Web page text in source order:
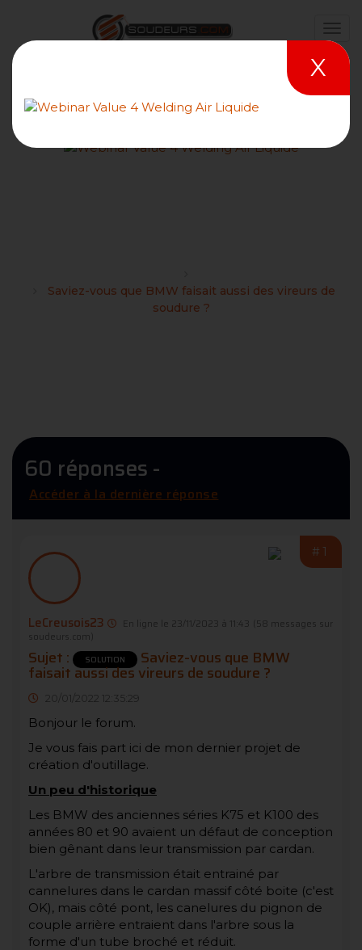
Saviez-vous que BMW faisait aussi des vireurs de
soudure ?
60 réponses -
Accéder à la dernière réponse
#1
LeCreusois23 En ligne le 23/11/2023 à 11:43
(58 messages sur
soudeurs.com)
Sujet : SOLUTION Saviez-vous que BMW
faisait aussi des vireurs de soudure ?
20/01/2022 12:35:29
Bonjour le forum.
Je vous fais part ici de mon dernier projet de
création d'outillage.
Un peu d'historique
Les BMW des anciennes séries K75 et K100 des
années 80 et 90 avaient un défaut de conception
bien gênant dans leur transmission par cardan.
L'arbre de transmission était entrainé par
cannelures dans le cardan massif côté boite (c'est
OK), mais côté pont, les canelures du pignon de
couple arrière entraient dans l'arbre sous la
forme d'un tube broché et réduit.
X